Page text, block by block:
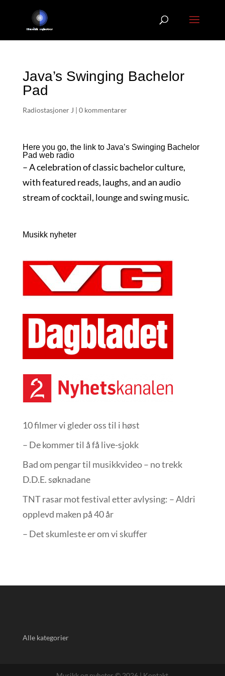
Java’s Swinging Bachelor
Pad
Radiostasjoner J | 0 kommentarer
Here you go, the link to Java’s Swinging Bachelor
Pad web radio
– A celebration of classic bachelor culture,
with featured reads, laughs, and an audio
stream of cocktail, lounge and swing music.
Musikk nyheter
10 filmer vi gleder oss til i høst
– De kommer til å få live-sjokk
Bad om pengar til musikkvideo – no trekk
D.D.E. søknadane
TNT rasar mot festival etter avlysing: – Aldri
opplevd maken på 40 år
– Det skumleste er om vi skuffer
Alle kategorier